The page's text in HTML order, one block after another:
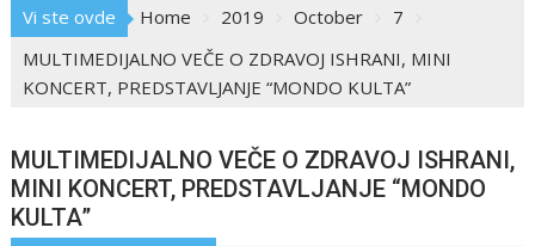
Vi ste ovde Home 2019 October
7
MULTIMEDIJALNO VEČE O ZDRAVOJ ISHRANI, MINI
KONCERT, PREDSTAVLJANJE “MONDO KULTA”
MULTIMEDIJALNO VEČE O ZDRAVOJ ISHRANI,
MINI KONCERT, PREDSTAVLJANJE “MONDO
KULTA”